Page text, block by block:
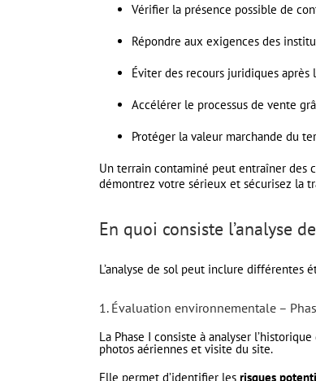
Vérifier la présence possible de
Répondre aux exigences des
Éviter des recours juridiques après
Accélérer le processus de vente
Protéger la valeur marchande du
Un terrain contaminé peut entraîner des
démontrez votre sérieux et sécurisez la
En quoi consiste l’analyse
L’analyse de sol peut inclure différentes
1. Évaluation environnementale –
La Phase I consiste à analyser
photos aériennes et visite du site.
Elle permet d’identifier les risques